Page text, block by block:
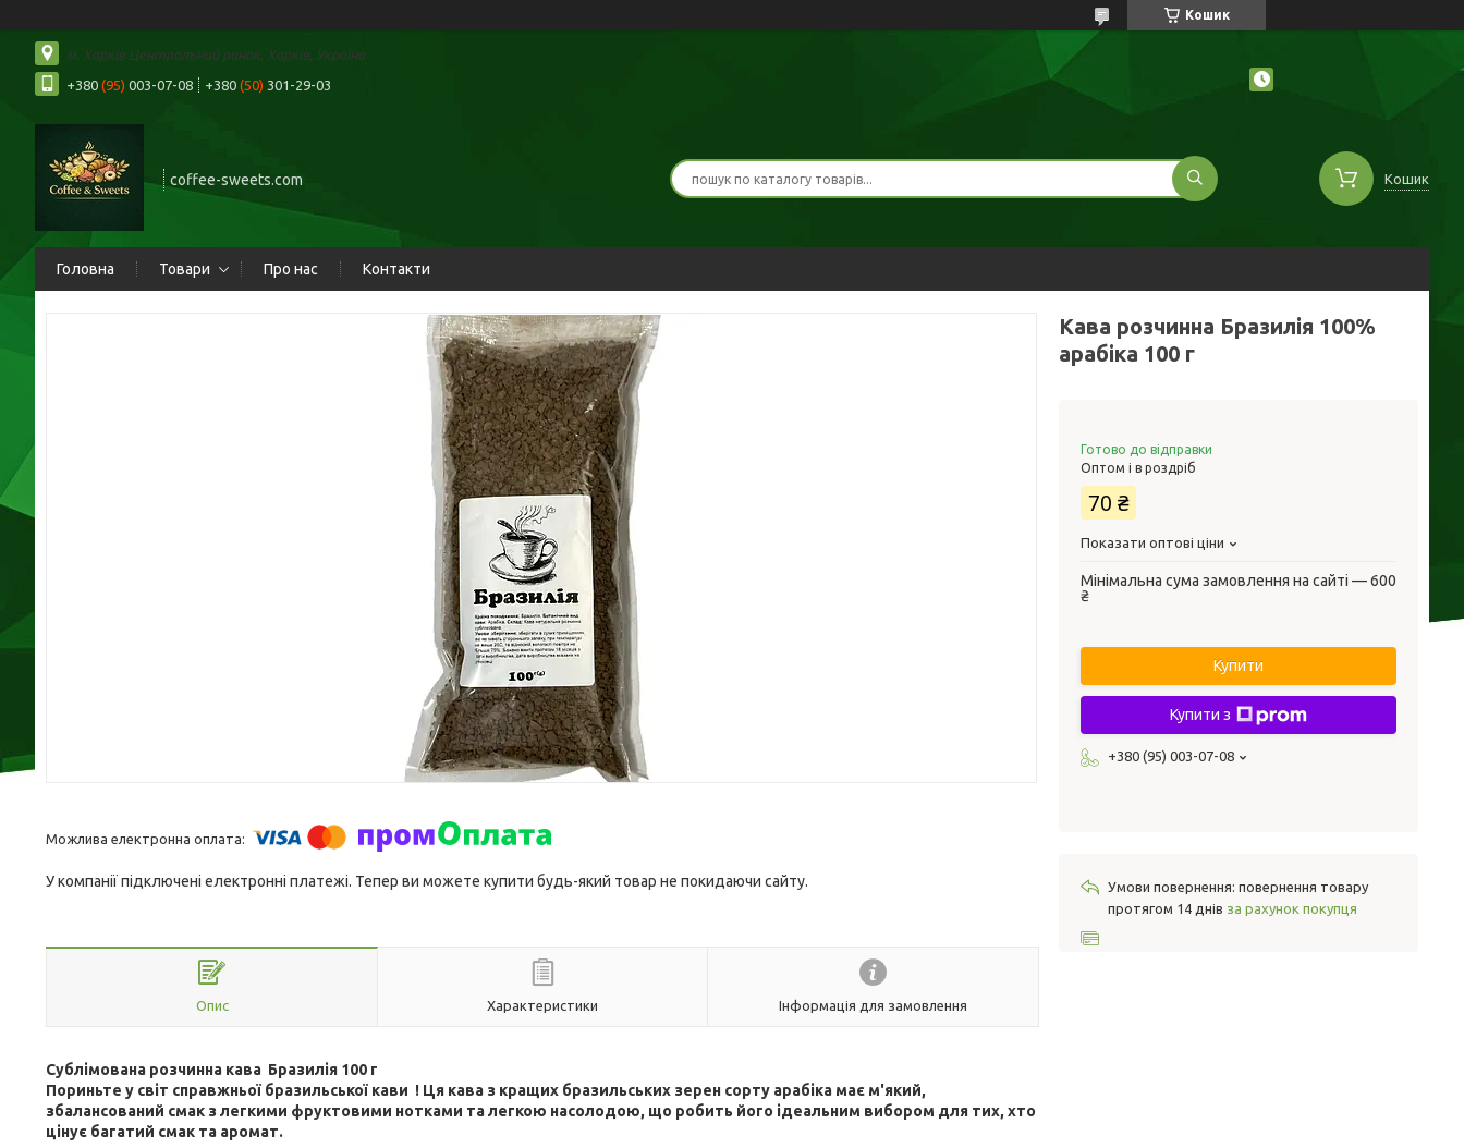
Кошик
м. Харків Центральний ринок, Харків, Україна
+380 (95) 003-07-08 +380 (50) 301-29-03
coffee-sweets.com Кошик
Головна Товари Про нас Контакти
У компанії підключені електронні платежі. Тепер ви можете купити будь-який товар не покидаючи сайту.
Опис Характеристики Інформація для замовлення
Сублімована розчинна кава Бразилія 100 г
Пориньте у світ справжньої бразильської кави ! Ця кава з кращих бразильських зерен сорту арабіка має м'який,
збалансований смак з легкими фруктовими нотками та легкою насолодою, що робить його ідеальним вибором для тих, хто
цінує багатий смак та аромат.
Кава розчинна Бразилія 100%
арабіка 100 г
Готово до відправки
Оптом і в роздріб
70 ₴
Показати оптові ціни
Мінімальна сума замовлення на сайті — 600
₴
Купити
Купити з
+380 (95) 003-07-08
повернення товару
протягом 14 днів за рахунок покупця